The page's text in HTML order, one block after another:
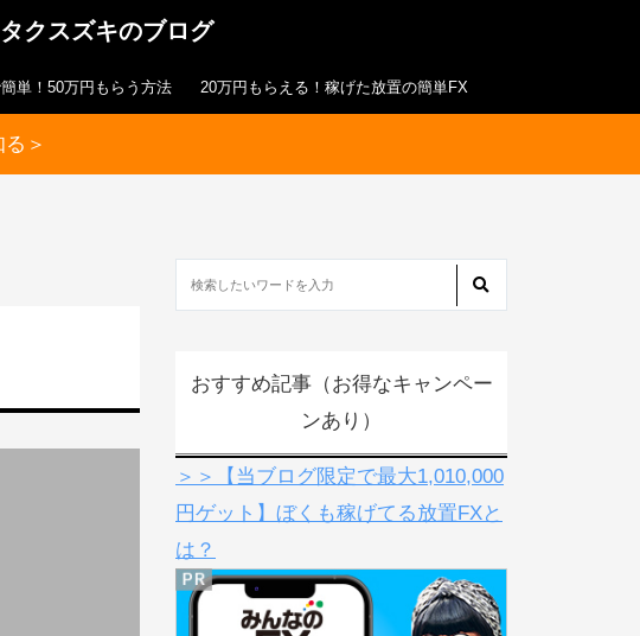
クスズキのブログ
単！50万円もらう方法 20万円もらえる！稼げた放置の簡単FX
＞
おすすめ記事（お得なキャンペー
ンあり）
＞＞【当ブログ限定で最大1,010,000
円ゲット】ぼくも稼げてる放置FXと
は？